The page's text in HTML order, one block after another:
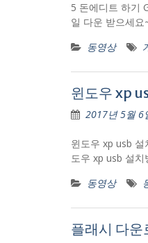
5 돈에디트 하기
일 다운 받으세
동영상
윈도우 xp
2017년 5월 6
윈도우 xp usb
도우 xp usb 설
동영상
플래시 다운